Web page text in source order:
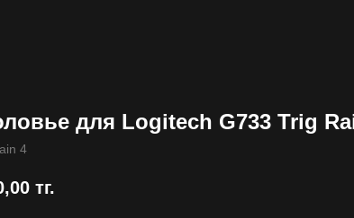
для Logitech G733 Trig
4
тг.